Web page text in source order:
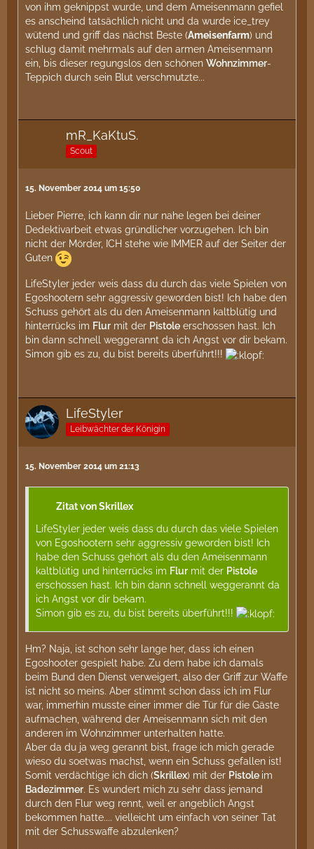
von ihm geknippst wurde, und dem Ameisenmann gefiel
es anscheind tatsächlich nicht und da wurde ice_trey
wütend und griff das nächst Beste (Ameisenfarm) und
schlug damit mehrmals auf den armen Ameisenmann
ein, bis dieser regungslos den schönen Wohnzimmer-
Teppich durch sein Blut verschmutzte...
mR_KaKtuS.
Scout
15. November 2014 um 15:50
Lieber Pierre, ich kann dir nur nahe legen bei deiner
Dedektivarbeit etwas gründlicher vorzugehen. Ich bin
nicht der Mörder, ICH stehe wie IMMER auf der Seiter der
Guten
LifeStyler jeder weis dass du durch das viele Spielen von
Egoshootern sehr aggressiv geworden bist! Ich habe den
Schuss gehört als du den Ameisenmann kaltblütig und
hinterrücks im Flur mit der Pistole erschossen hast. Ich
bin dann schnell weggerannt da ich Angst vor dir bekam.
Simon gib es zu, du bist bereits überführt!!!
LifeStyler
Leibwächter der Königin
15. November 2014 um 21:13
Zitat von Skrillex
LifeStyler jeder weis dass du durch das viele Spielen
von Egoshootern sehr aggressiv geworden bist! Ich
habe den Schuss gehört als du den Ameisenmann
kaltblütig und hinterrücks im Flur mit der Pistole
erschossen hast. Ich bin dann schnell weggerannt da
ich Angst vor dir bekam.
Simon gib es zu, du bist bereits überführt!!!
Hm? Naja, ist schon sehr lange her, dass ich einen
Egoshooter gespielt habe. Zu dem habe ich damals
beim Bund den Dienst verweigert, also der Griff zur Waffe
ist nicht so meins. Aber stimmt schon dass ich im Flur
war, immerhin musste einer immer die Tür für die Gäste
aufmachen, während der Ameisenmann sich mit den
anderen im Wohnzimmer unterhalten hatte.
Aber da du ja weg gerannt bist, frage ich mich gerade
wieso du soetwas machst, wenn ein Schuss gefallen ist!
Somit verdächtige ich dich (Skrillex) mit der Pistole im
Badezimmer. Es wundert mich zu sehr dass jemand
durch den Flur weg rennt, weil er angeblich Angst
bekommen hatte.... vielleicht um einfach von seiner Tat
mit der Schusswaffe abzulenken?